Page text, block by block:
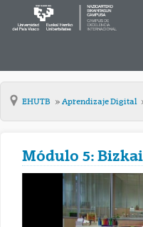
EHUTB Aprendizaje Digital
Módulo 5: